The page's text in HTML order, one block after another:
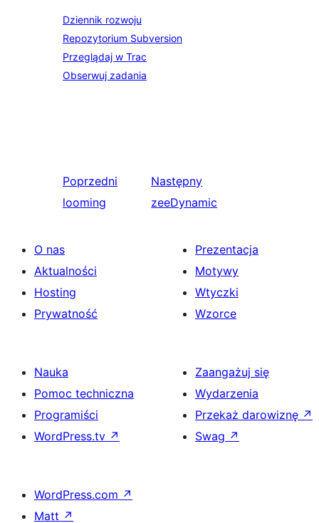
Dziennik rozwoju
Repozytorium Subversion
Przeglądaj w Trac
Obserwuj zadania
Poprzedni
looming
Następny
zeeDynamic
O nas
Aktualności
Hosting
Prywatność
Prezentacja
Motywy
Wtyczki
Wzorce
Nauka
Pomoc techniczna
Programiści
WordPress.tv ↗
Zaangażuj się
Wydarzenia
Przekaż darowiznę ↗
Swag ↗
WordPress.com ↗
Matt ↗